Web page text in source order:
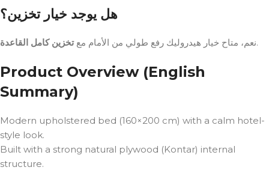
هل يوجد خيار تخزين؟
نعم، متاح خيار هيدروليك رفع طولي من الأمام معتخزين كامل القاعدة .
Product Overview (English
Summary)
Modern upholstered bed (160×200 cm) with a calm hotel-
style look.
Built with a strong natural plywood (Kontar) internal
structure.